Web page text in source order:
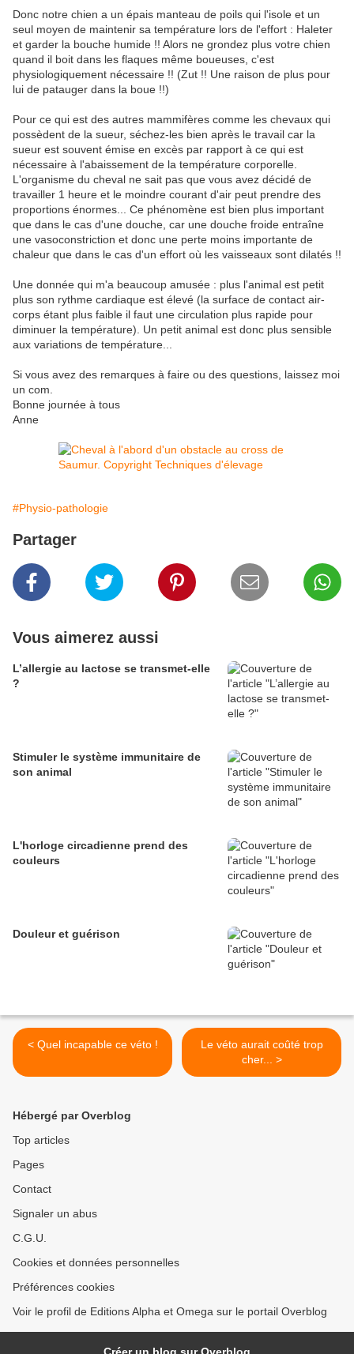
Donc notre chien a un épais manteau de poils qui l'isole et un
seul moyen de maintenir sa température lors de l'effort : Haleter
et garder la bouche humide !! Alors ne grondez plus votre chien
quand il boit dans les flaques même boueuses, c'est
physiologiquement nécessaire !! (Zut !! Une raison de plus pour
lui de patauger dans la boue !!)
Pour ce qui est des autres mammifères comme les chevaux qui
possèdent de la sueur, séchez-les bien après le travail car la
sueur est souvent émise en excès par rapport à ce qui est
nécessaire à l'abaissement de la température corporelle.
L'organisme du cheval ne sait pas que vous avez décidé de
travailler 1 heure et le moindre courant d'air peut prendre des
proportions énormes... Ce phénomène est bien plus important
que dans le cas d'une douche, car une douche froide entraîne
une vasoconstriction et donc une perte moins importante de
chaleur que dans le cas d'un effort où les vaisseaux sont dilatés !!
Une donnée qui m'a beaucoup amusée : plus l'animal est petit
plus son rythme cardiaque est élevé (la surface de contact air-
corps étant plus faible il faut une circulation plus rapide pour
diminuer la température). Un petit animal est donc plus sensible
aux variations de température...
Si vous avez des remarques à faire ou des questions, laissez moi
un com.
Bonne journée à tous
Anne
#Physio-pathologie
Partager
Vous aimerez aussi
L’allergie au lactose se transmet-elle
?
Stimuler le système immunitaire de
son animal
L'horloge circadienne prend des
couleurs
Douleur et guérison
< Quel incapable ce véto !
Le véto aurait coûté trop
cher... >
Hébergé par Overblog
Top articles
Pages
Contact
Signaler un abus
C.G.U.
Cookies et données personnelles
Préférences cookies
Voir le profil de Editions Alpha et Omega sur le portail Overblog